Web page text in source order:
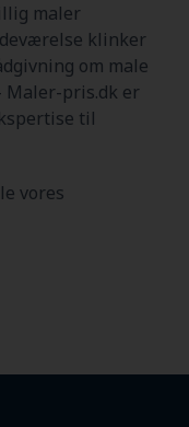
maler
klinker
om male
pris.dk er
til
vores